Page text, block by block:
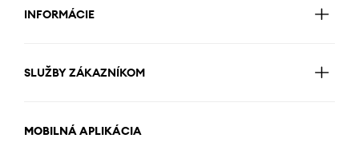
INFORMÁCIE
SLUŽBY ZÁKAZNÍKOM
MOBILNÁ APLIKÁCIA